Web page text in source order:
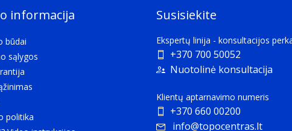
informacija
būdai
sąlygos
politika
Susisiekite
Ekspertų linija - konsultacijos
+370 700 50052
Nuotolinė konsultacija
Klientų aptarnavimo numeris
+370 660 00200
info@topocentras.lt